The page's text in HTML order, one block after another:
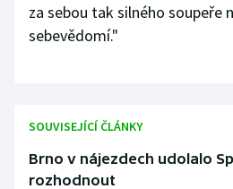
za sebou tak silného soupeře
sebevědomí."
SOUVISEJÍCÍ ČLÁNKY
Brno v nájezdech udolalo
rozhodnout